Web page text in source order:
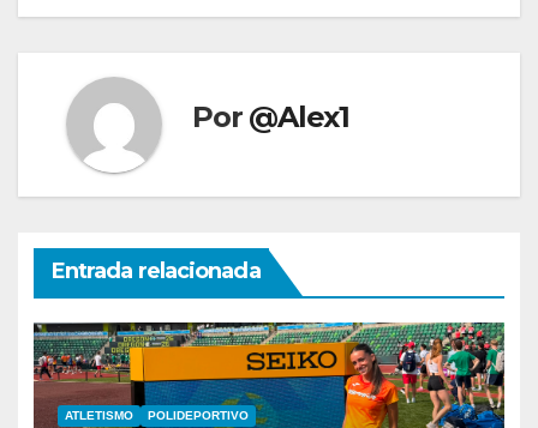
Por @Alex1
Entrada relacionada
ATLETISMO POLIDEPORTIVO